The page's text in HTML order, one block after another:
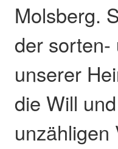
Molsberg.
der sorten-
unserer
die Will
unzähligen